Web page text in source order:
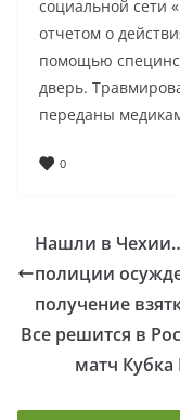
социальной сети
отчетом о
помощью
дверь.
переданы
0
Нашли в
полиции
получение
Все решится в
матч